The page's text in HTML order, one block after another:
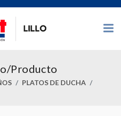
Producto
PLATOS DE DUCHA